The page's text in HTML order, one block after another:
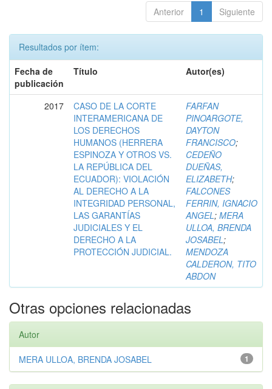
Anterior 1 Siguiente
Resultados por ítem:
Fecha de
publicación
Título Autor(es)
2017
CASO DE LA CORTE
INTERAMERICANA DE
LOS DERECHOS
HUMANOS (HERRERA
ESPINOZA Y OTROS VS.
LA REPÚBLICA DEL
ECUADOR): VIOLACIÓN
AL DERECHO A LA
INTEGRIDAD PERSONAL,
LAS GARANTÍAS
JUDICIALES Y EL
DERECHO A LA
PROTECCIÓN JUDICIAL.
FARFAN
PINOARGOTE,
DAYTON
FRANCISCO;
CEDEÑO
DUEÑAS,
ELIZABETH;
FALCONES
FERRIN, IGNACIO
ANGEL; MERA
ULLOA, BRENDA
JOSABEL;
MENDOZA
CALDERON, TITO
ABDON
Otras opciones relacionadas
Autor
1
MERA ULLOA, BRENDA JOSABEL